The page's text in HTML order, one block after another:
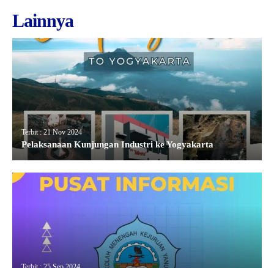
Lainnya
Terbit : 21 Nov 2024
Pelaksanaan Kunjungan Industri ke Yogyakarta